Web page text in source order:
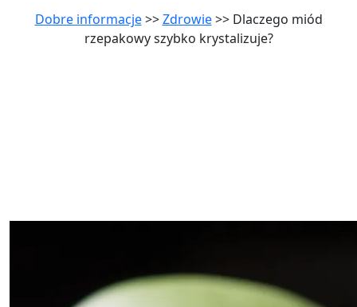
Dobre informacje>>Zdrowie>> Dlaczego miód
rzepakowy szybko krystalizuje?